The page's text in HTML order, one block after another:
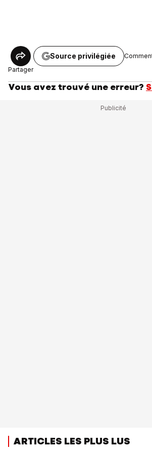
Partager
Source privilégiée
Vous avez trouvé une erreur?
ARTICLES LES PLUS LUS